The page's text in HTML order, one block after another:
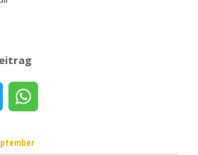
auf TwitterTeilen per WhatsApp